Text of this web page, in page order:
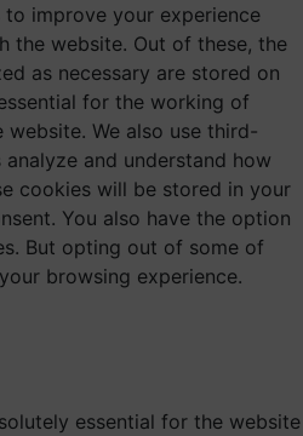
improve your experience
the website. Out of these, the
as necessary are stored on
for the working of
We also use third-
and understand how
cookies will be stored in your
You also have the option
But opting out of some of
browsing experience.
essential for the website